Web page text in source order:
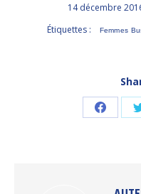
14 décembre
Étiquettes :
Femmes